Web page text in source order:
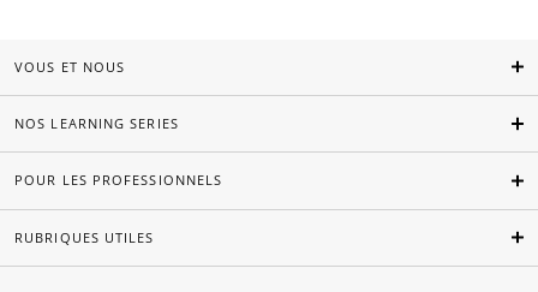
VOUS ET NOUS
NOS LEARNING SERIES
POUR LES PROFESSIONNELS
RUBRIQUES UTILES